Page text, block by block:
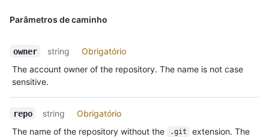
Parâmetros de caminho
owner string
Obrigatório
The account owner of the repository. The name is not case
sensitive.
repo string
Obrigatório
The name of the repository without the
.git
extension. The